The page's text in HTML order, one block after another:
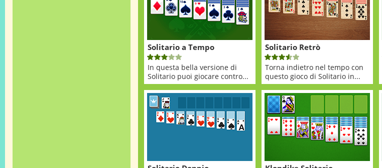
Solitario a Tempo
In questa bella versione di
Solitario puoi giocare contro...
Solitario Retrò
Torna indietro nel tempo con
questo gioco di Solitario in...